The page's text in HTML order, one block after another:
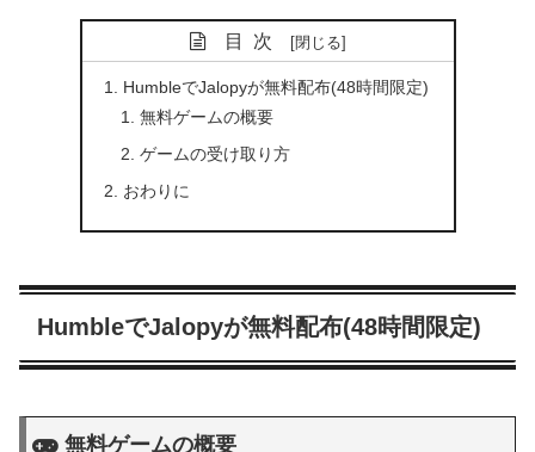
目次
HumbleでJalopyが無料配布(48時間限定)
無料ゲームの概要
ゲームの受け取り方
おわりに
HumbleでJalopyが無料配布(48時間限定)
無料ゲームの概要